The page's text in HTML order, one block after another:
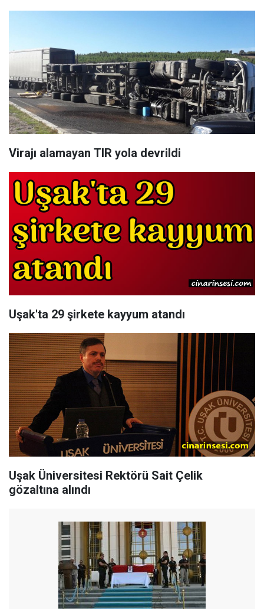
Virajı alamayan TIR yola devrildi
​Uşak'ta 29 şirkete kayyum atandı
Uşak Üniversitesi Rektörü Sait Çelik
gözaltına alındı